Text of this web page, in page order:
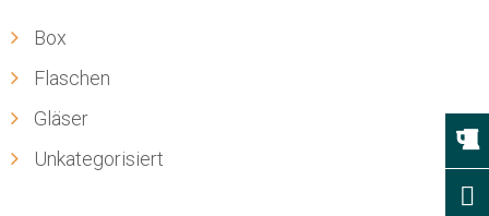
Box
Flaschen
Gläser
Unkategorisiert